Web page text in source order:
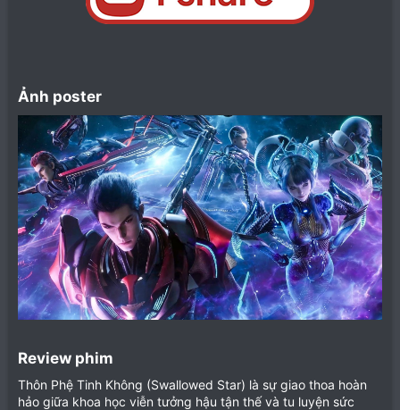
Ảnh poster​
Review phim​
Thôn Phệ Tinh Không (Swallowed Star) là sự giao thoa hoàn
hảo giữa khoa học viễn tưởng hậu tận thế và tu luyện sức